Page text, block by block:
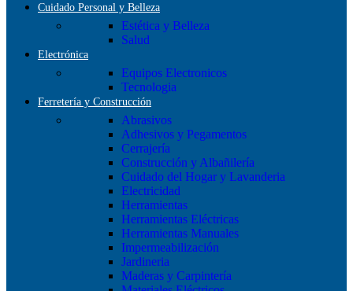
Cuidado Personal y Belleza
Estética y Belleza
Salud
Electrónica
Equipos Electronicos
Tecnologia
Ferretería y Construcción
Abrasivos
Adhesivos y Pegamentos
Cerrajería
Construcción y Albañilería
Cuidado del Hogar y Lavanderia
Electricidad
Herramientas
Herramientas Eléctricas
Herramientas Manuales
Impermeabilización
Jardineria
Maderas y Carpintería